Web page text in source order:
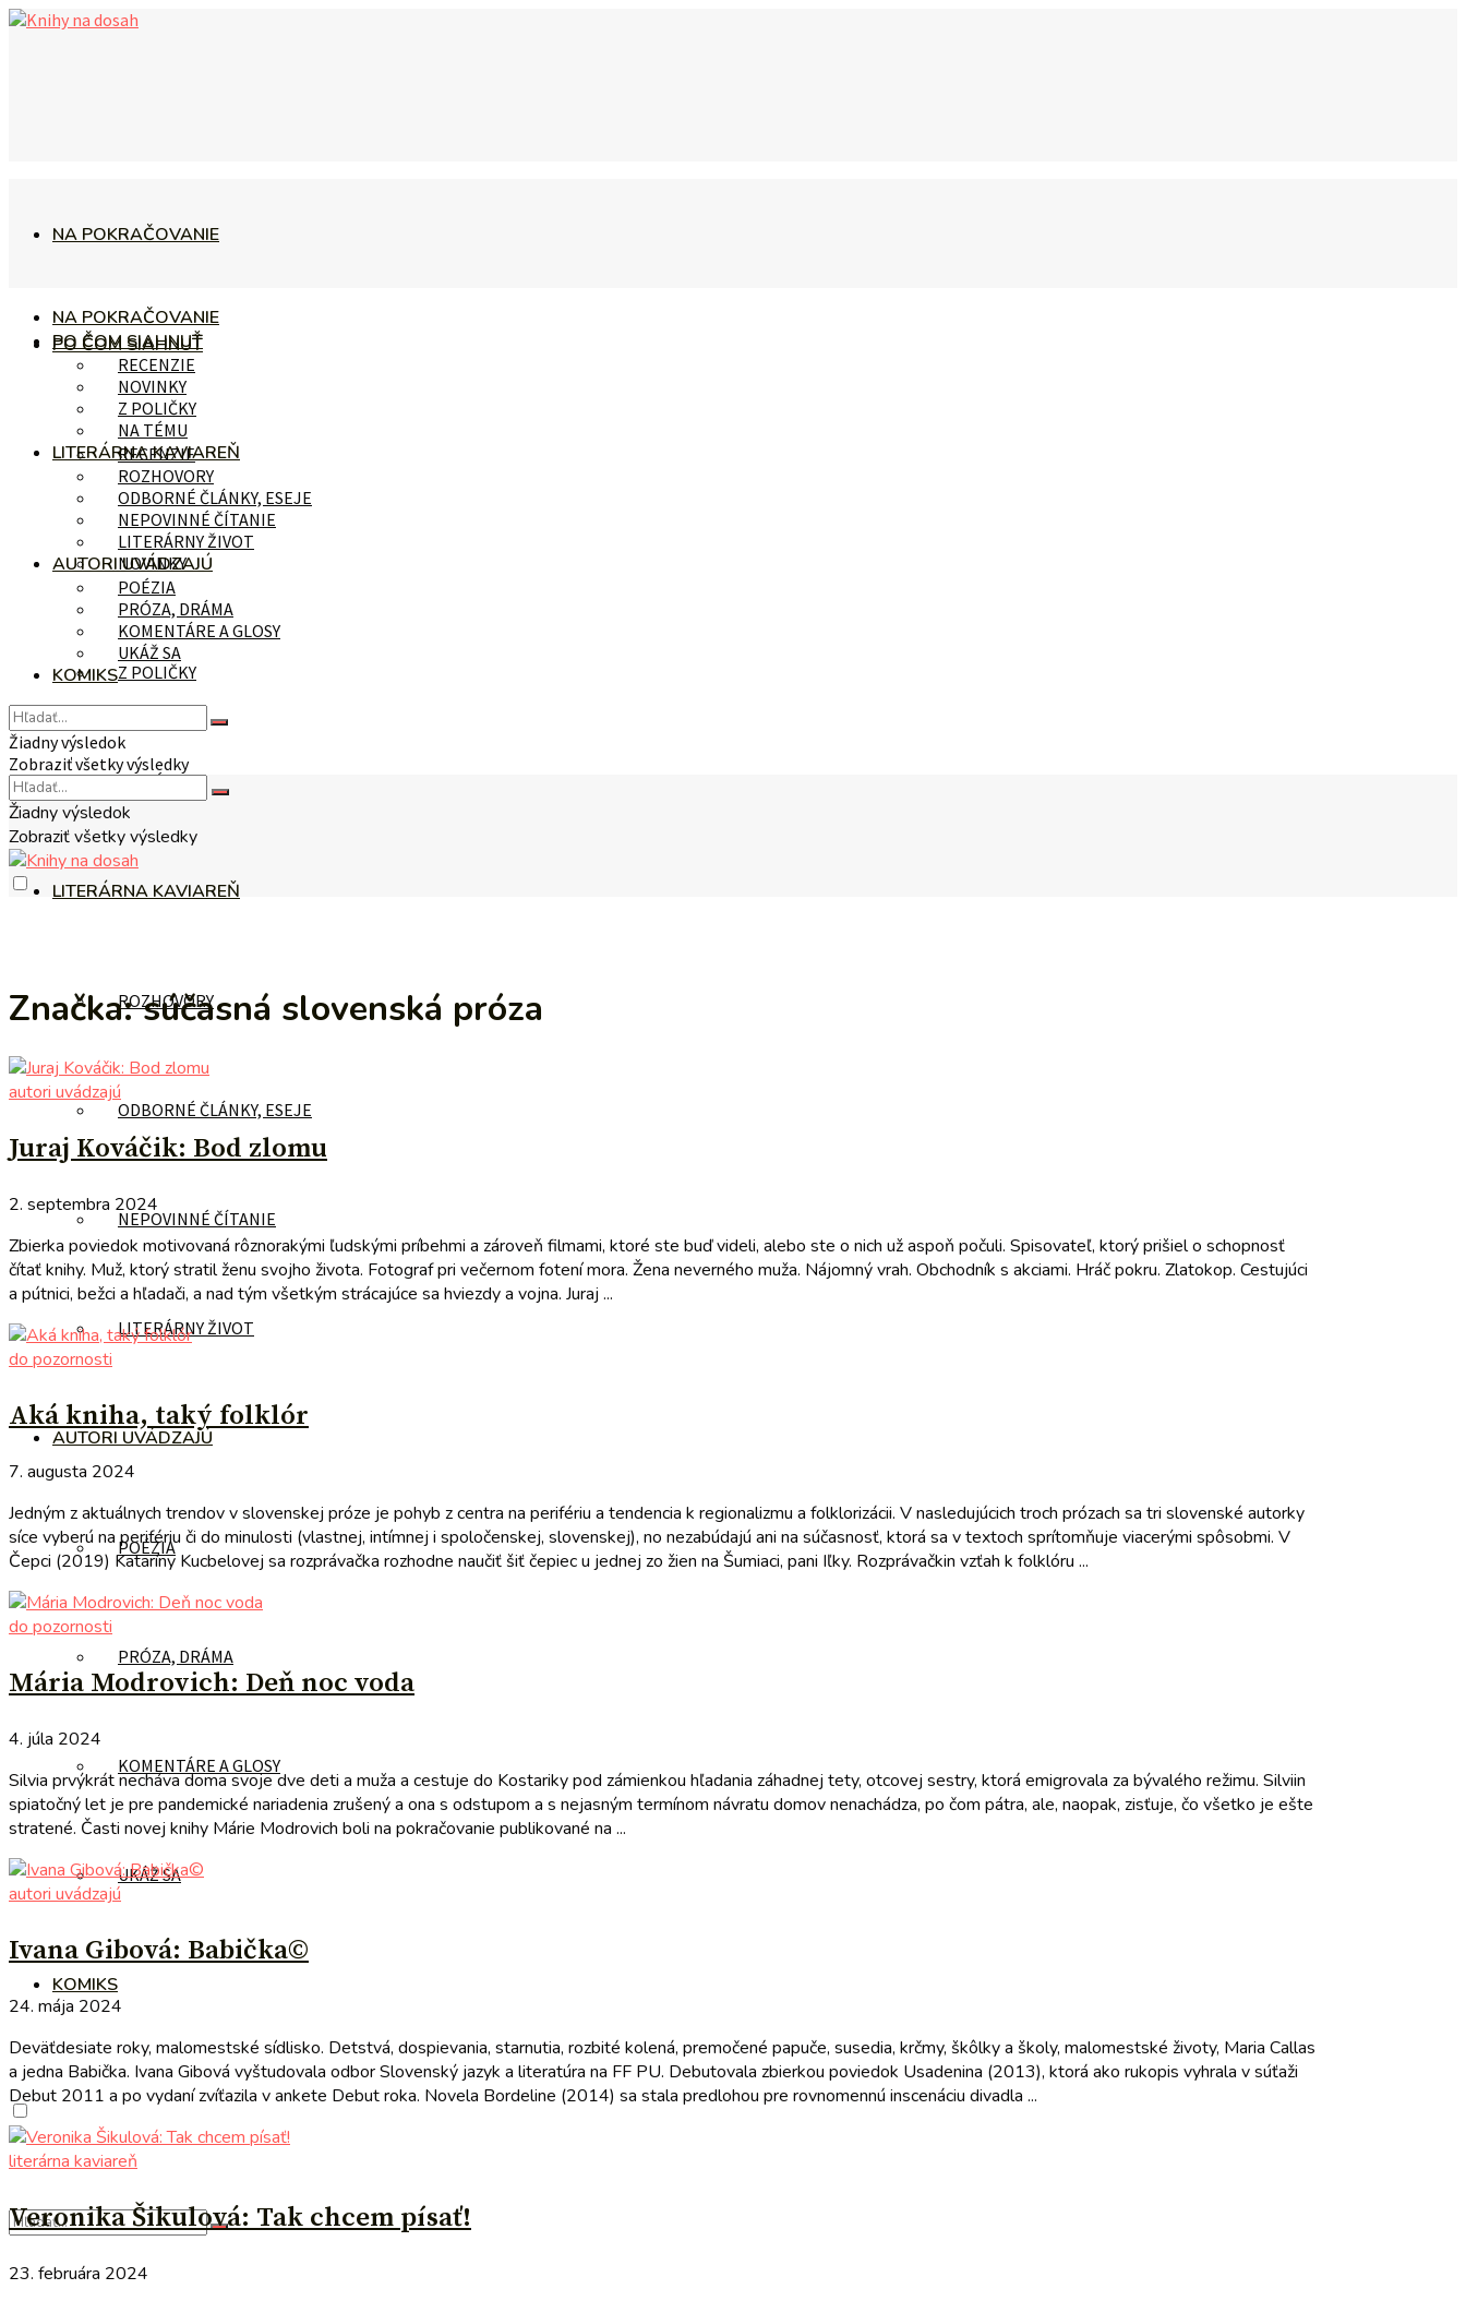
NA POKRAČOVANIE
PO ČOM SIAHNUŤ
RECENZIE
NOVINKY
Z POLIČKY
NA TÉMU
LITERÁRNA KAVIAREŇ
ROZHOVORY
ODBORNÉ ČLÁNKY, ESEJE
NEPOVINNÉ ČÍTANIE
LITERÁRNY ŽIVOT
AUTORI UVÁDZAJÚ
POÉZIA
PRÓZA, DRÁMA
KOMENTÁRE A GLOSY
UKÁŽ SA
KOMIKS
NA POKRAČOVANIE
PO ČOM SIAHNUŤ
RECENZIE
NOVINKY
Z POLIČKY
NA TÉMU
LITERÁRNA KAVIAREŇ
ROZHOVORY
ODBORNÉ ČLÁNKY, ESEJE
NEPOVINNÉ ČÍTANIE
LITERÁRNY ŽIVOT
AUTORI UVÁDZAJÚ
POÉZIA
PRÓZA, DRÁMA
KOMENTÁRE A GLOSY
UKÁŽ SA
KOMIKS
Žiadny výsledok
Zobraziť všetky výsledky
Žiadny výsledok
Zobraziť všetky výsledky
Značka:súčasná slovenská próza
autori uvádzajú
Juraj Kováčik: Bod zlomu
2. septembra 2024
Zbierka poviedok motivovaná rôznorakými ľudskými príbehmi a zároveň filmami, ktoré ste buď videli, alebo ste o nich už aspoň počuli. Spisovateľ, ktorý prišiel o schopnosť
čítať knihy. Muž, ktorý stratil ženu svojho života. Fotograf pri večernom fotení mora. Žena neverného muža. Nájomný vrah. Obchodník s akciami. Hráč pokru. Zlatokop. Cestujúci
a pútnici, bežci a hľadači, a nad tým všetkým strácajúce sa hviezdy a vojna. Juraj ...
do pozornosti
Aká kniha, taký folklór
7. augusta 2024
Jedným z aktuálnych trendov v slovenskej próze je pohyb z centra na perifériu a tendencia k regionalizmu a folklorizácii. V nasledujúcich troch prózach sa tri slovenské autorky
síce vyberú na perifériu či do minulosti (vlastnej, intímnej i spoločenskej, slovenskej), no nezabúdajú ani na súčasnosť, ktorá sa v textoch sprítomňuje viacerými spôsobmi. V
Čepci (2019) Kataríny Kucbelovej sa rozprávačka rozhodne naučiť šiť čepiec u jednej zo žien na Šumiaci, pani Iľky. Rozprávačkin vzťah k folklóru ...
do pozornosti
Mária Modrovich: Deň noc voda
4. júla 2024
Silvia prvýkrát necháva doma svoje dve deti a muža a cestuje do Kostariky pod zámienkou hľadania záhadnej tety, otcovej sestry, ktorá emigrovala za bývalého režimu. Silviin
spiatočný let je pre pandemické nariadenia zrušený a ona s odstupom a s nejasným termínom návratu domov nenachádza, po čom pátra, ale, naopak, zisťuje, čo všetko je ešte
stratené. Časti novej knihy Márie Modrovich boli na pokračovanie publikované na ...
autori uvádzajú
Ivana Gibová: Babička©
24. mája 2024
Deväťdesiate roky, malomestské sídlisko. Detstvá, dospievania, starnutia, rozbité kolená, premočené papuče, susedia, krčmy, škôlky a školy, malomestské životy, Maria Callas
a jedna Babička. Ivana Gibová vyštudovala odbor Slovenský jazyk a literatúra na FF PU. Debutovala zbierkou poviedok Usadenina (2013), ktorá ako rukopis vyhrala v súťaži
Debut 2011 a po vydaní zvíťazila v ankete Debut roka. Novela Bordeline (2014) sa stala predlohou pre rovnomennú inscenáciu divadla ...
literárna kaviareň
Veronika Šikulová: Tak chcem písať!
23. februára 2024